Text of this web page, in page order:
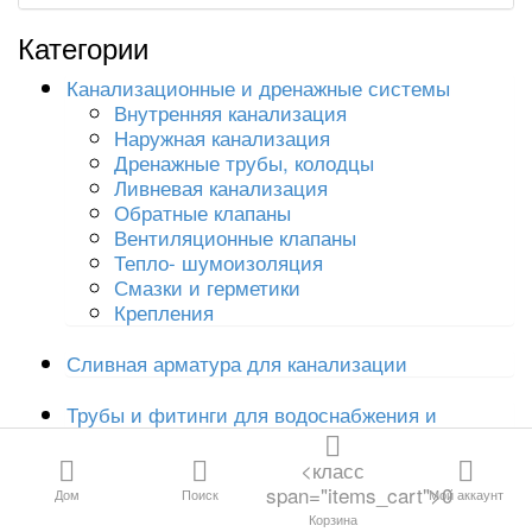
ВСЕ КАТЕГОРИИ
ВСЕ КАТЕГОРИИ
Канализация и
дренаж
Водосливная
арматура
Трубы и фитинги
водоснабжения
Резьбовые
Дом Поиск
<класс
span="items_cart">0
Корзина
Мой аккаунт
Категории
Канализационные и дренажные системы
Внутренняя канализация
Наружная канализация
Дренажные трубы, колодцы
Ливневая канализация
Обратные клапаны
Вентиляционные клапаны
Тепло- шумоизоляция
Смазки и герметики
Крепления
Сливная арматура для канализации
Трубы и фитинги для водоснабжения и
отопления
Радиаторы, полотенцесушители, конвекторы